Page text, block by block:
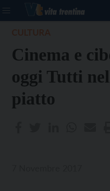
Cinema e
oggi Tutti
piatto